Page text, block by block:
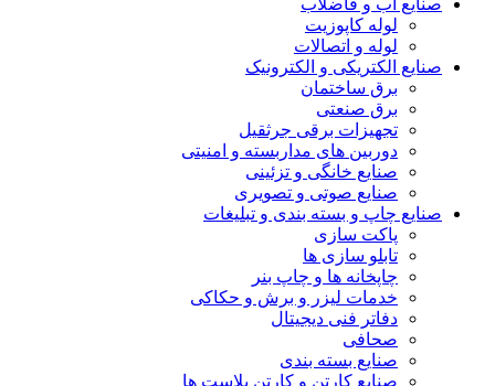
صنایع آب و فاضلاب
لوله کاپوزیت
لوله و اتصالات
صنایع الکتریکی و الکترونیک
برق ساختمان
برق صنعتی
تجهیزات برقی جرثقیل
دوربین های مداربسته و امنیتی
صنایع خانگی و تزئینی
صنایع صوتی و تصویری
صنایع چاپ و بسته بندی و تبلیغات
پاکت سازی
تابلو سازی ها
چاپخانه ها و چاپ بنر
خدمات لیزر و برش و حکاکی
دفاتر فنی دیجیتال
صحافی
صنایع بسته بندی
صنایع کارتن و کارتن پلاست ها